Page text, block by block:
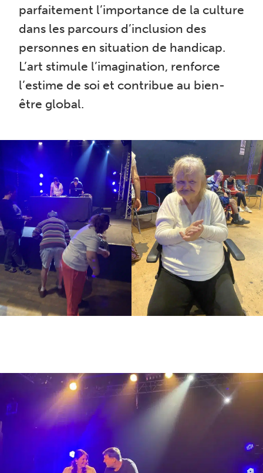
parfaitement l’importance de la culture
dans les parcours d’inclusion des
personnes en situation de handicap.
L’art stimule l’imagination, renforce
l’estime de soi et contribue au bien-
être global.